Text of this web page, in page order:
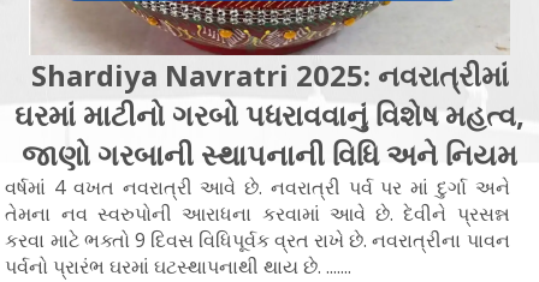
Shardiya Navratri 2025: નવરાત્રીમાં
ઘરમાં માટીનો ગરબો પધરાવવાનું વિશેષ મહત્વ,
જાણો ગરબાની સ્થાપનાની વિધિ અને નિયમ
વર્ષમાં 4 વખત નવરાત્રી આવે છે. નવરાત્રી પર્વ પર માં દુર્ગા અને
તેમના નવ સ્વરુપોની આરાધના કરવામાં આવે છે. દેવીને પ્રસન્ન
કરવા માટે ભક્તો 9 દિવસ વિધિપૂર્વક વ્રત રાખે છે. નવરાત્રીના પાવન
પર્વનો પ્રારંભ ઘરમાં ઘટસ્થાપનાથી થાય છે. .......